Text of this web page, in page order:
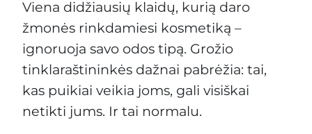
Viena didžiausių klaidų, kurią daro
žmonės rinkdamiesi kosmetiką –
ignoruoja savo odos tipą. Grožio
tinklaraštininkės dažnai pabrėžia: tai,
kas puikiai veikia joms, gali visiškai
netikti jums. Ir tai normalu.